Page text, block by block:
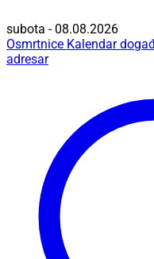
subota - 08.08.2026
Osmrtnice Kalendar
adresar